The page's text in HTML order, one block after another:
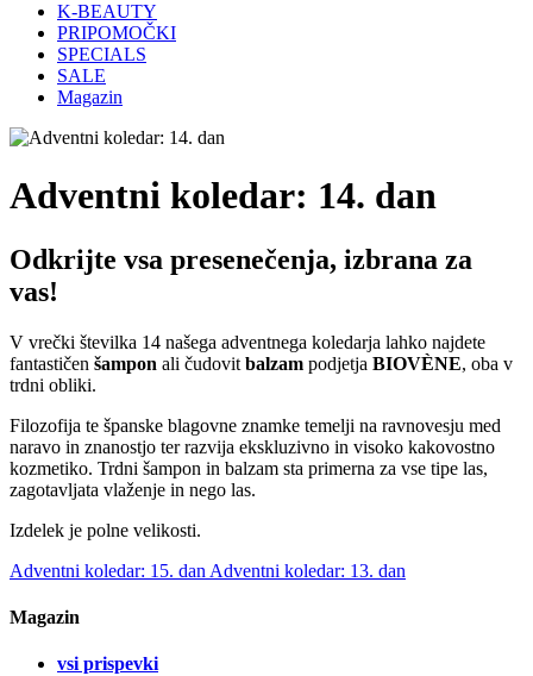
K-BEAUTY
PRIPOMOČKI
SPECIALS
SALE
Magazin
Adventni koledar: 14. dan
Odkrijte vsa presenečenja, izbrana za
vas!
V vrečki številka 14 našega adventnega koledarja lahko najdete
fantastičen šampon ali čudovit balzam podjetja BIOVÈNE, oba v
trdni obliki.
Filozofija te španske blagovne znamke temelji na ravnovesju med
naravo in znanostjo ter razvija ekskluzivno in visoko kakovostno
kozmetiko. Trdni šampon in balzam sta primerna za vse tipe las,
zagotavljata vlaženje in nego las.
Izdelek je polne velikosti.
Adventni koledar: 15. dan Adventni koledar: 13. dan
Magazin
vsi prispevki